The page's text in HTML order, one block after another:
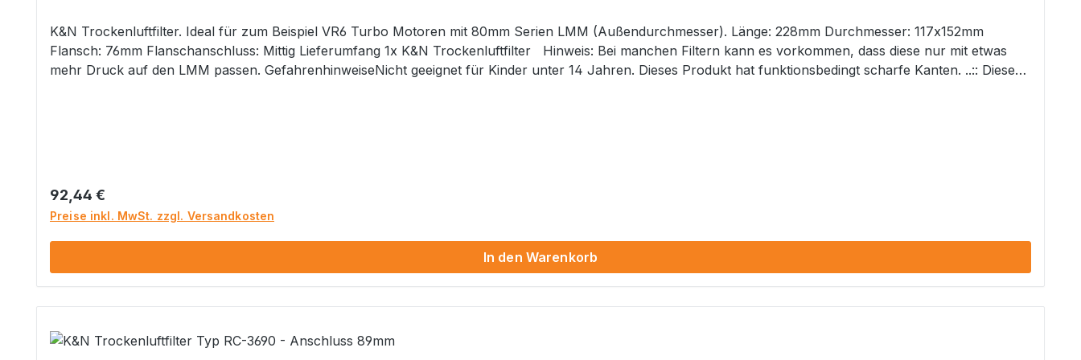
K&N Trockenluftfilter. Ideal für zum Beispiel VR6 Turbo Motoren mit 80mm Serien LMM (Außendurchmesser). Länge: 228mm Durchmesser: 117x152mm
Flansch: 76mm Flanschanschluss: Mittig Lieferumfang 1x K&N Trockenluftfilter Hinweis: Bei manchen Filtern kann es vorkommen, dass diese nur mit etwas
mehr Druck auf den LMM passen. GefahrenhinweiseNicht geeignet für Kinder unter 14 Jahren. Dieses Produkt hat funktionsbedingt scharfe Kanten. ..:: Dieser
Regulärer Preis:
92,44 €
Preise inkl. MwSt. zzgl. Versandkosten
In den Warenkorb